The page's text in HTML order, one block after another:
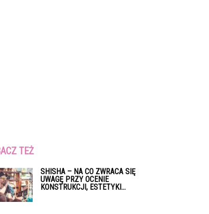
TEŻ
SHISHA – NA CO ZWRACA SIĘ
UWAGĘ PRZY OCENIE
KONSTRUKCJI, ESTETYKI...